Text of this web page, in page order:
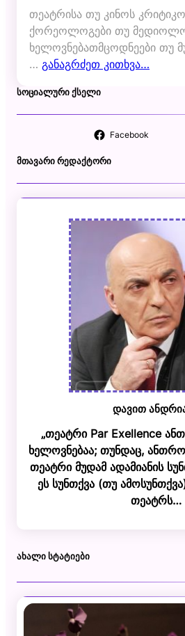
თეატრისა თუ კინოს
ქორეოლოგები თუ
ხელოვნებათმცოდნეები თუ
… განაგრძეთ კითხვა…
ᲡᲝᲪᲘᲐᲚᲣᲠᲘ ᲥᲡᲔᲚᲘ
Facebook
ᲛᲗᲐᲕᲐᲠᲘ ᲠᲔᲓᲐᲥᲢᲝᲠᲘ
დავით
„თეატრი Par Exellence
ხელოვნებაა; თუნდაც,
თეატრი მუდამ ადამიანის
ეს სუნთქვა (თუ
თეატრს…
ᲐᲮᲐᲚᲘ ᲡᲢᲐᲢᲘᲔᲑᲘ